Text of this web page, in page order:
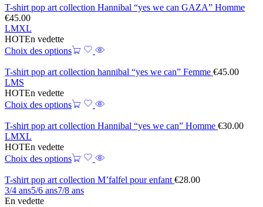
T-shirt pop art collection Hannibal “yes we can GAZA” Homme
€45.00
LMXL
HOTEn vedette
Choix des options
T-shirt pop art collection hannibal “yes we can” Femme €45.00
LMS
HOTEn vedette
Choix des options
T-shirt pop art collection Hannibal “yes we can” Homme €30.00
LMXL
HOTEn vedette
Choix des options
T-shirt pop art collection M’falfel pour enfant €28.00
3/4 ans5/6 ans7/8 ans
En vedette